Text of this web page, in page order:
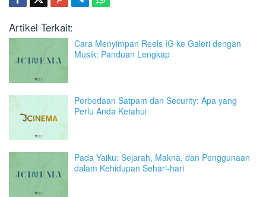
Artikel Terkait:
Cara Menyimpan Reels IG ke Galeri dengan
Musik: Panduan Lengkap
Perbedaan Satpam dan Security: Apa yang
Perlu Anda Ketahui
Pada Yaiku: Sejarah, Makna, dan Penggunaan
dalam Kehidupan Sehari-hari